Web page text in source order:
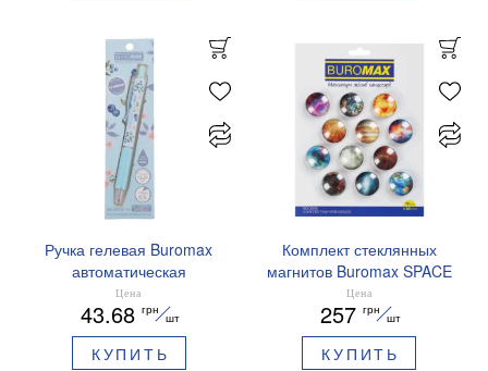
Ручка гелевая Buromax
автоматическая
ARABESKI 0.5 мм
ароматизированный грипп
синие чернила в блистере
BM.8379-02
Цена
43.68 грн
шт
КУПИТЬ
Комплект стеклянных
магнитов Buromax SPACE
12 шт 30 мм BM.0048
Цена
257 грн
шт
КУПИТЬ